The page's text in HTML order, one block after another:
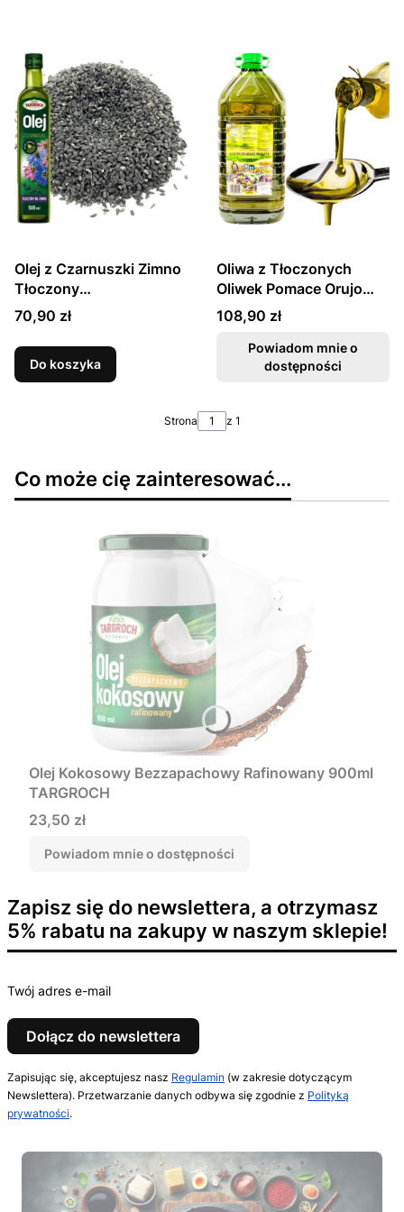
Olej z Czarnuszki Zimno
Tłoczony
Nieoczyszczony 500ml
TARGROCH
Cena
70,90 zł
Do koszyka
Oliwa z Tłoczonych
Oliwek Pomace Orujo
Olive Oil Virgin 5L KIER
Cena
108,90 zł
Powiadom mnie o
dostępności
Strona z 1
Co może cię zainteresować...
Olej Kokosowy Bezzapachowy Rafinowany 900ml
TARGROCH
Cena
23,50 zł
Powiadom mnie o dostępności
Zapisz się do newslettera, a otrzymasz
5% rabatu na zakupy w naszym sklepie!
Twój adres e-mail
Dołącz do newslettera
Zapisując się, akceptujesz nasz Regulamin (w zakresie dotyczącym
Newslettera). Przetwarzanie danych odbywa się zgodnie z Polityką
prywatności.